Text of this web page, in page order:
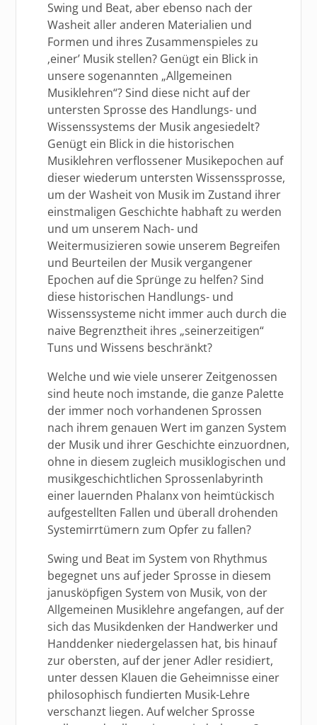
Swing und Beat, aber ebenso nach der
Washeit aller anderen Materialien und
Formen und ihres Zusammenspieles zu
‚einer’ Musik stellen? Genügt ein Blick in
unsere sogenannten „Allgemeinen
Musiklehren“? Sind diese nicht auf der
untersten Sprosse des Handlungs- und
Wissenssystems der Musik angesiedelt?
Genügt ein Blick in die historischen
Musiklehren verflossener Musikepochen auf
dieser wiederum untersten Wissenssprosse,
um der Washeit von Musik im Zustand ihrer
einstmaligen Geschichte habhaft zu werden
und um unserem Nach- und
Weitermusizieren sowie unserem Begreifen
und Beurteilen der Musik vergangener
Epochen auf die Sprünge zu helfen? Sind
diese historischen Handlungs- und
Wissenssysteme nicht immer auch durch die
naive Begrenztheit ihres „seinerzeitigen“
Tuns und Wissens beschränkt?
Welche und wie viele unserer Zeitgenossen
sind heute noch imstande, die ganze Palette
der immer noch vorhandenen Sprossen
nach ihrem genauen Wert im ganzen System
der Musik und ihrer Geschichte einzuordnen,
ohne in diesem zugleich musiklogischen und
musikgeschichtlichen Sprossenlabyrinth
einer lauernden Phalanx von heimtückisch
aufgestellten Fallen und überall drohenden
Systemirrtümern zum Opfer zu fallen?
Swing und Beat im System von Rhythmus
begegnet uns auf jeder Sprosse in diesem
janusköpfigen System von Musik, von der
Allgemeinen Musiklehre angefangen, auf der
sich das Musikdenken der Handwerker und
Handdenker niedergelassen hat, bis hinauf
zur obersten, auf der jener Adler residiert,
unter dessen Klauen die Geheimnisse einer
philosophisch fundierten Musik-Lehre
verschanzt liegen. Auf welcher Sprosse